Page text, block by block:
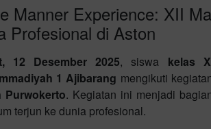
Manner Experience: XII
Profesional di Aston
12 Desember 2025, siswa kelas
1 Ajibarang mengikuti
Purwokerto. Kegiatan ini menjadi
terjun ke dunia profesional.